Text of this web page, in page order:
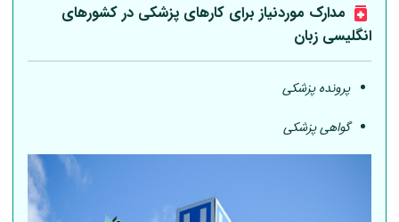
مدارک موردنیاز برای کارهای پزشکی در کشورهای
انگلیسی زبان
پرونده پزشکی
گواهی پزشکی